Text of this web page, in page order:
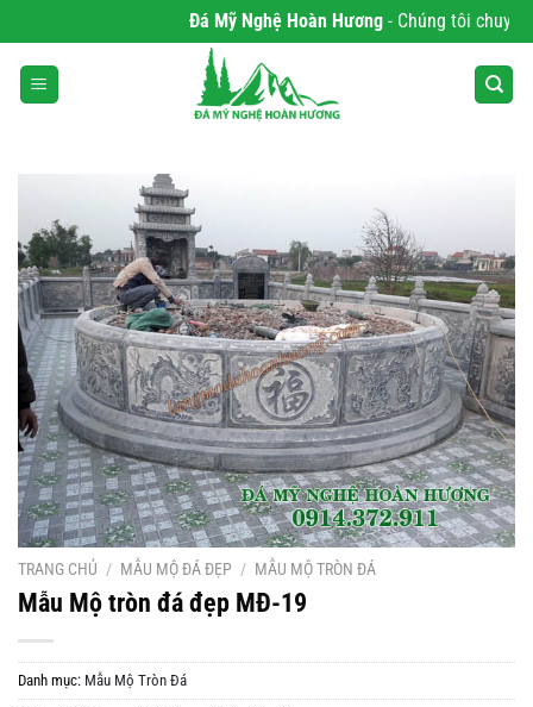
qua
nội
dung
Đá Mỹ Nghệ Hoàn Hương- Chúng tôi chuyên
TRANG CHỦ / MẪU MỘ ĐÁ ĐẸP / MẪU MỘ TRÒN ĐÁ
Mẫu Mộ tròn đá đẹp MĐ-19
Danh mục: Mẫu Mộ Tròn Đá